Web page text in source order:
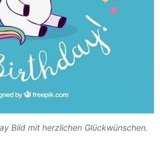
Bild mit herzlichen Glückwünschen.